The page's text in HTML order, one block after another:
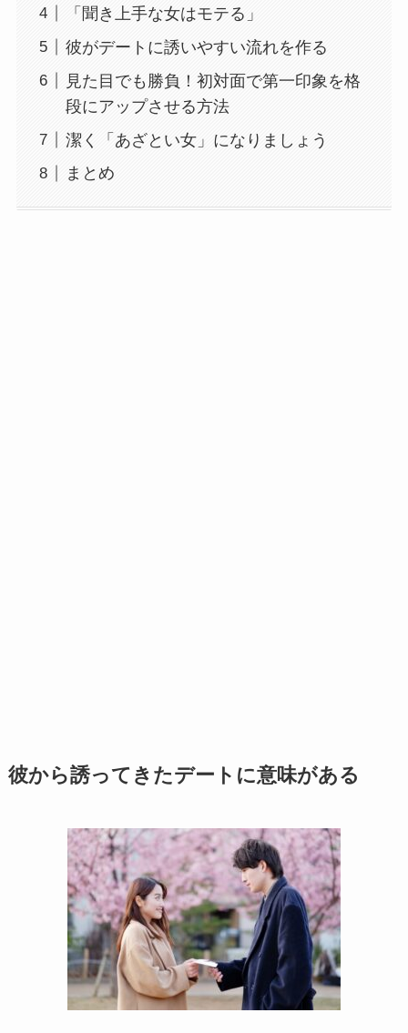
「聞き上手な女はモテる」
彼がデートに誘いやすい流れを作る
見た目でも勝負！初対面で第一印象を格
段にアップさせる方法
潔く「あざとい女」になりましょう
まとめ
彼から誘ってきたデートに意味がある